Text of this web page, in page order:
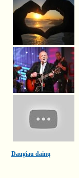
Daugiau dainų